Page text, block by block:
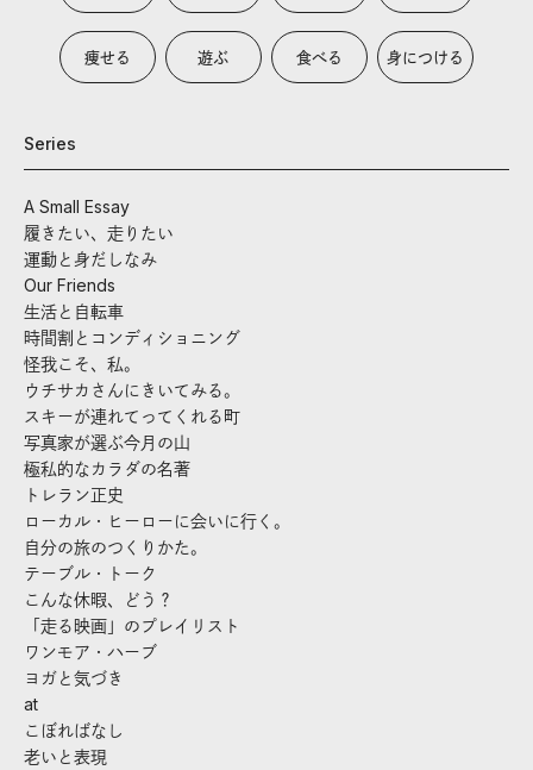
痩せる 遊ぶ 食べる 身につける
Series
A Small Essay
履きたい、走りたい
運動と身だしなみ
Our Friends
生活と自転車
時間割とコンディショニング
怪我こそ、私。
ウチサカさんにきいてみる。
スキーが連れてってくれる町
写真家が選ぶ今月の山
極私的なカラダの名著
トレラン正史
ローカル・ヒーローに会いに行く。
自分の旅のつくりかた。
テーブル・トーク
こんな休暇、どう？
「走る映画」のプレイリスト
ワンモア・ハーブ
ヨガと気づき
at
こぼればなし
老いと表現